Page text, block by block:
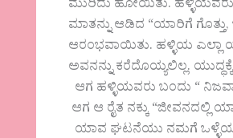
ಮುರಿದು ಹೋಯಿತು. ಹಳ್ಳಿಯವರು
ಮಾತನ್ನು ಆಡಿದ “ಯಾರಿಗೆ
ಆರಂಭವಾಯಿತು. ಹಳ್ಳಿಯ ಎಲ್ಲಾ
ಅವನನ್ನು ಕರೆದೊಯ್ಯಲಿಲ್ಲ.
ಆಗ ಹಳ್ಳಿಯವರು ಬಂದು “
ಆಗ ಆ ರೈತ ನಕ್ಕು “ಜೀವನದಲ್ಲಿ
ಯಾವ ಘಟನೆಯು ನಮಗೆ